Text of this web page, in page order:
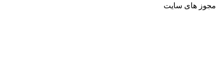
مجوز های سایت